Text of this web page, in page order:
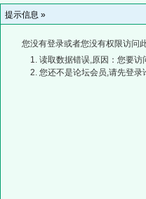
提示信息 »
您没有登录或者您没有权限访问
读取数据错误,原因：您要
您还不是论坛会员,请先登录